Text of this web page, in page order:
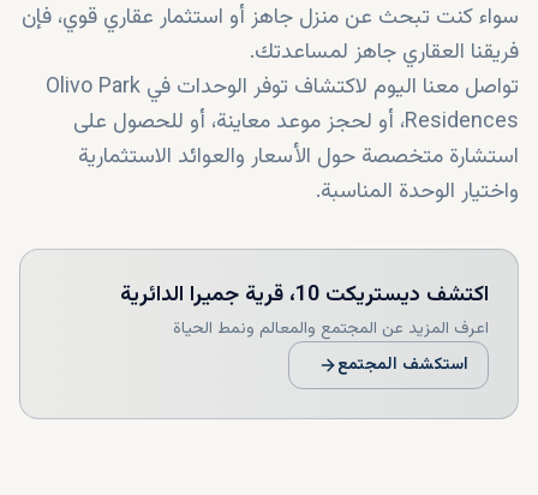
سواء كنت تبحث عن منزل جاهز أو استثمار عقاري قوي، فإن
فريقنا العقاري جاهز لمساعدتك.
تواصل معنا اليوم لاكتشاف توفر الوحدات في Olivo Park
Residences، أو لحجز موعد معاينة، أو للحصول على
استشارة متخصصة حول الأسعار والعوائد الاستثمارية
واختيار الوحدة المناسبة.
اكتشف ديستريكت 10، قرية جميرا الدائرية
اعرف المزيد عن المجتمع والمعالم ونمط الحياة
استكشف المجتمع